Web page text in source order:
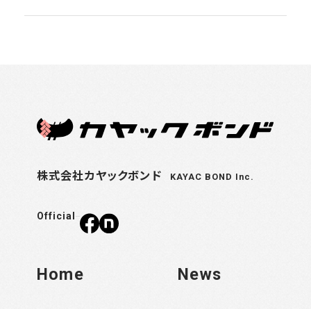
株式会社カヤックボンド KAYAC BOND Inc.
Official
Home News